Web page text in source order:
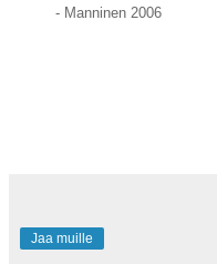
- Manninen 2006
Jaa muille